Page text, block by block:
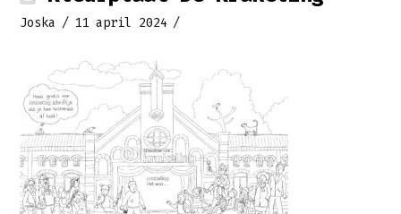
Joska 11 april 2024